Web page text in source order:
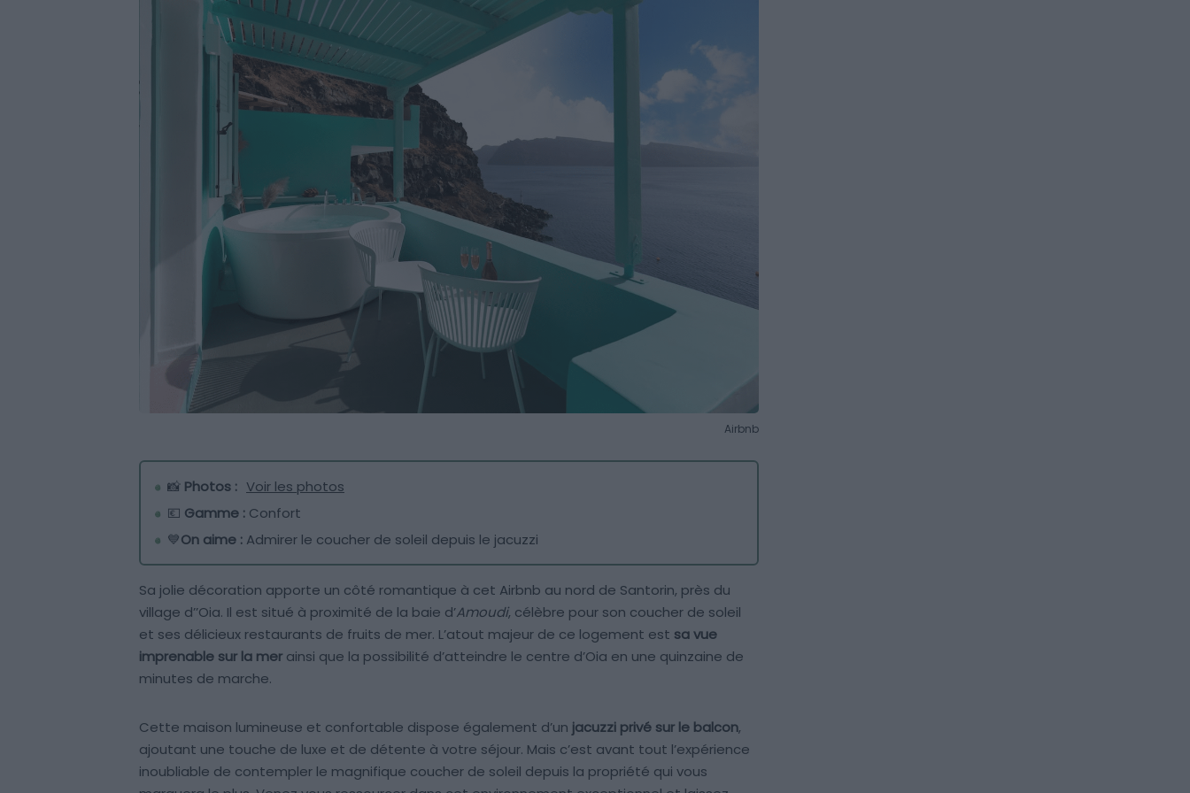
Airbnb
📸 Photos : Voir les photos
💶 Gamme : Confort
💙On aime : Admirer le coucher de soleil depuis le jacuzzi
Sa jolie décoration apporte un côté romantique à cet Airbnb au nord de Santorin, près du
village d’’Oia. Il est situé à proximité de la baie d’Amoudi, célèbre pour son coucher de soleil
et ses délicieux restaurants de fruits de mer. L’atout majeur de ce logement est sa vue
imprenable sur la mer ainsi que la possibilité d’atteindre le centre d’Oia en une quinzaine de
minutes de marche.
Cette maison lumineuse et confortable dispose également d’un jacuzzi privé sur le balcon,
ajoutant une touche de luxe et de détente à votre séjour. Mais c’est avant tout l’expérience
inoubliable de contempler le magnifique coucher de soleil depuis la propriété qui vous